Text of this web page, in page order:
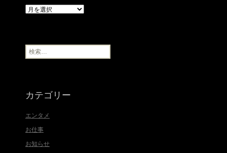
ア
ブ
検
索
カテゴリー
エンタメ
お仕事
お知らせ